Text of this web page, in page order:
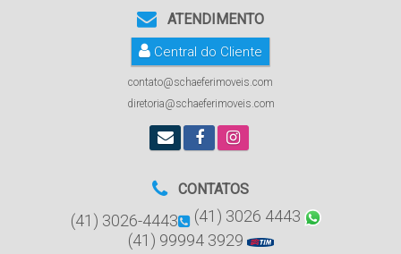
ATENDIMENTO
Central do Cliente
contato@schaeferimoveis.com
diretoria@schaeferimoveis.com
CONTATOS
(41) 3026-4443
(41) 3026 4443
(41) 99994 3929